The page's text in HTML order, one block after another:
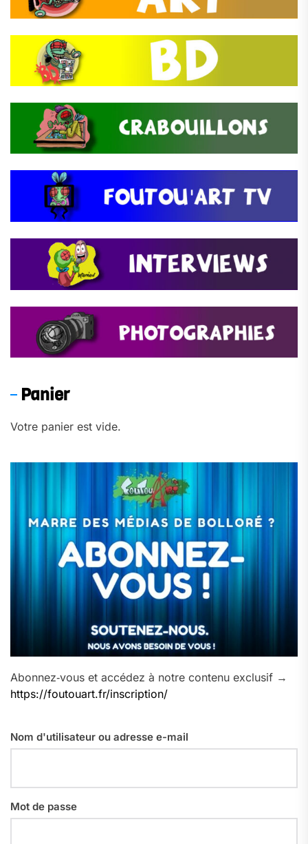
Panier
Votre panier est vide.
Abonnez‑vous et accédez à notre contenu exclusif →
https://foutouart.fr/inscription/
Nom d'utilisateur ou adresse e-mail
Mot de passe